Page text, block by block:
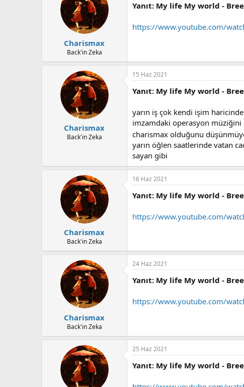
Charismax
Back'in Zeka
Yanıt: My life My world -
https://www.youtube.com/
Charismax
Back'in Zeka
15 Haz 2021
Yanıt: My life My world -
yarın iş çok kendi işim
imzamdaki operasyon müziğini
charismax olduğunu
yarın öğlen saatlerinde vatan
sayan gibi
Charismax
Back'in Zeka
16 Haz 2021
Yanıt: My life My world -
https://www.youtube.com/
Charismax
Back'in Zeka
24 Haz 2021
Yanıt: My life My world -
https://www.youtube.com/
25 Haz 2021
Yanıt: My life My world -